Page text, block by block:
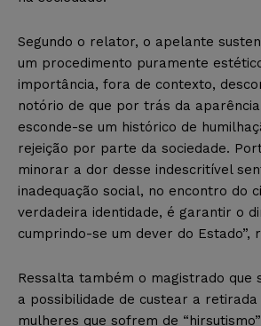
Segundo o relator, o apelante
um procedimento puramente
importância, fora de contexto,
notório de que por trás da
esconde-se um histórico de
rejeição por parte da sociedade.
minorar a dor desse indescritível
inadequação social, no encontro do
verdadeira identidade, é garantir o
cumprindo-se um dever do Estado”,
Ressalta também o magistrado que
a possibilidade de custear a
mulheres que sofrem de